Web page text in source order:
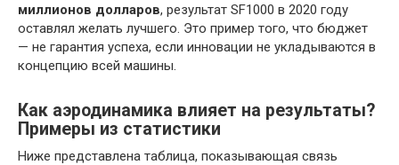
миллионов долларов, результат SF1000 в 2020 году
оставлял желать лучшего. Это пример того, что бюджет
— не гарантия успеха, если инновации не укладываются в
концепцию всей машины.
Как аэродинамика влияет на результаты?
Примеры из статистики
Ниже представлена таблица, показывающая связь